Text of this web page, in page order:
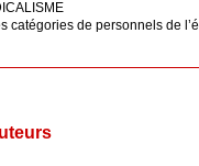
de personnels de